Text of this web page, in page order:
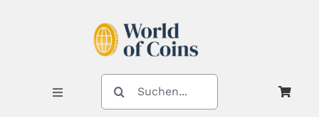
Toggle
Navigation
SUCHE
NACH: